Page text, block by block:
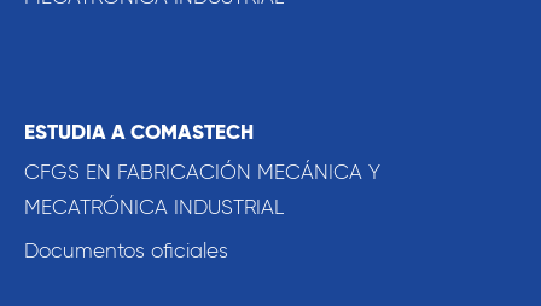
ESTUDIA A COMASTECH
CFGS EN FABRICACIÓN MECÁNICA Y
MECATRÓNICA INDUSTRIAL
Documentos oficiales